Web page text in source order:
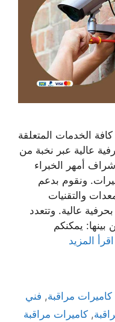
الخدمات المتعلقة
عالية عبر نخبة من
أمهر الخبراء
ونقوم بدعم
والتقنيات
عالية. وتتعدد
بينها: يمكنكم
اقرأ المزيد
مراقبة, فني
, كاميرات مراقبة